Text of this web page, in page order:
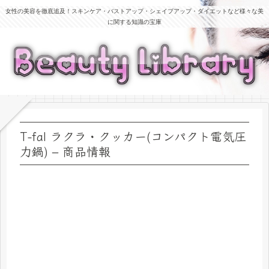
女性の美容を徹底追及！スキンケア・バストアップ・シェイプアップ・ダイエットなど様々な美
に関する知識の宝庫
T-fal ラクラ・クッカー(コンパクト電気圧
力鍋) – 商品情報